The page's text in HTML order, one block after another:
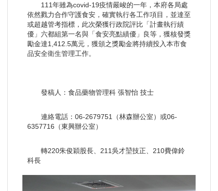
111年雖為covid-19疫情嚴峻的一年，本府各局處
依然戮力合作守護食安，確實執行各工作項目，並達至
或超越管考指標，此次榮獲行政院評比「計畫執行績
優」六都組第一名與「食安亮點績優」良等，獲核發獎
勵金達1,412.5萬元，獲頒之獎勵金將持續投入本市食
品安全衛生管理工作。
發稿人：食品藥物管理科 張智怡 技士
連絡電話：06-2679751（林森辦公室）或06-
6357716（東興辦公室）
轉220朱俊穎股長、211吳才堃技正、210費偉鈴
科長